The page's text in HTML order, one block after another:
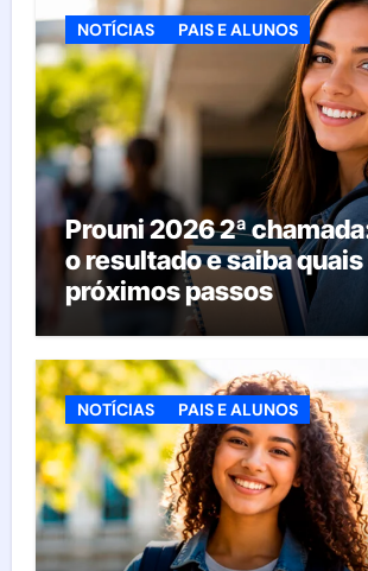
NOTÍCIAS PAIS E ALUNOS
Prouni 2026 2ª
o resultado e saiba quais
próximos passos
NOTÍCIAS PAIS E ALUNOS